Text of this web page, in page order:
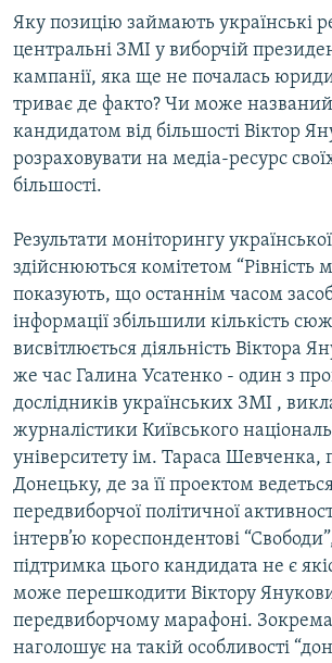
пошуку
СПОРТ
УКРАЇНА
ТИ ЯК?
СХЕМИ
КИТАЙ.ВИКЛИКИ
МУЛЬТИМЕДІА
СПЕЦПРОЄКТИ
ПОДКАСТИ
КРИМ РЕАЛІЇ
УКР
КТАТ
ДОЛУЧАЙСЯ!
Усі сайти RFE/RL
Яку позицію займають українські
центральні ЗМІ у виборчій
кампанії, яка ще не почалась
триває де факто? Чи може
кандидатом від більшості Віктор
розраховувати на медіа-ресурс
більшості.
Результати моніторингу
здійснюються комітетом “Рівність
показують, що останнім часом
інформації збільшили кількість
висвітлюється діяльність Віктора
же час Галина Усатенко - один з
дослідників українських ЗМІ ,
журналістики Київського
університету ім. Тараса Шевченка,
Донецьку, де за її проектом
передвиборчої політичної
інтерв’ю кореспондентові
підтримка цього кандидата не є
може перешкодити Віктору
передвиборчому марафоні.
наголошує на такій особливості